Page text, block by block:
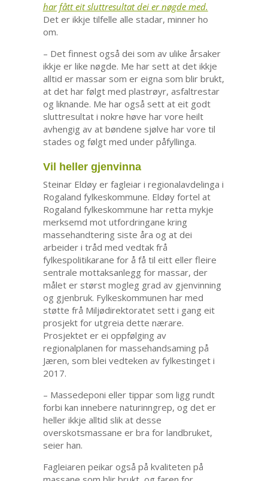
har fått eit sluttresultat dei er nøgde med.
Det er ikkje tilfelle alle stadar, minner ho
om.
– Det finnest også dei som av ulike årsaker
ikkje er like nøgde. Me har sett at det ikkje
alltid er massar som er eigna som blir brukt,
at det har følgt med plastrøyr, asfaltrestar
og liknande. Me har også sett at eit godt
sluttresultat i nokre høve har vore heilt
avhengig av at bøndene sjølve har vore til
stades og følgt med under påfyllinga.
Vil heller gjenvinna
Steinar Eldøy er fagleiar i regionalavdelinga i
Rogaland fylkeskommune. Eldøy fortel at
Rogaland fylkeskommune har retta mykje
merksemd mot utfordringane kring
massehandtering siste åra og at dei
arbeider i tråd med vedtak frå
fylkespolitikarane for å få til eitt eller fleire
sentrale mottaksanlegg for massar, der
målet er størst mogleg grad av gjenvinning
og gjenbruk. Fylkeskommunen har med
støtte frå Miljødirektoratet sett i gang eit
prosjekt for utgreia dette nærare.
Prosjektet er ei oppfølging av
regionalplanen for massehandsaming på
Jæren, som blei vedteken av fylkestinget i
2017.
– Massedeponi eller tippar som ligg rundt
forbi kan innebere naturinngrep, og det er
heller ikkje alltid slik at desse
overskotsmassane er bra for landbruket,
seier han.
Fagleiaren peikar også på kvaliteten på